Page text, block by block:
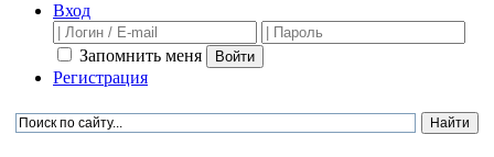
Вход
Запомнить меня Войти
Регистрация